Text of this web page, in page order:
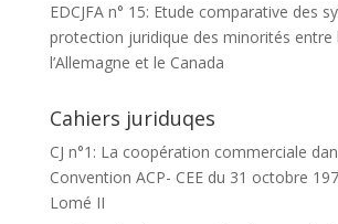
EDCJFA n° 15: Etude comparative des
protection juridique des minorités entre
l’Allemagne et le Canada
Cahiers juriduqes
CJ n°1: La coopération commerciale
Convention ACP- CEE du 31 octobre
Lomé II